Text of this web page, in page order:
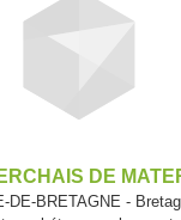
DE
DE-BRETAGNE -